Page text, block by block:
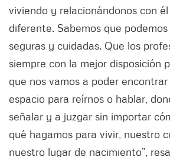
viviendo y relacionándonos con
diferente. Sabemos que
seguras y cuidadas. Que los
siempre con la mejor disposición
que nos vamos a poder
espacio para reírnos o hablar,
señalar y a juzgar sin importar
qué hagamos para vivir, nuestro
nuestro lugar de nacimiento”,